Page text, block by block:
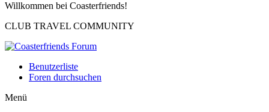
Willkommen bei Coasterfriends!
CLUB TRAVEL COMMUNITY
Benutzerliste
Foren durchsuchen
Menü